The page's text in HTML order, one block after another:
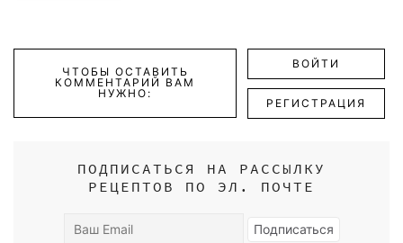
ЧТОБЫ ОСТАВИТЬ
КОММЕНТАРИЙ ВАМ
НУЖНО:
ВОЙТИ
РЕГИСТРАЦИЯ
ПОДПИСАТЬСЯ НА РАССЫЛКУ
РЕЦЕПТОВ ПО ЭЛ. ПОЧТЕ
Ваш
Подписаться